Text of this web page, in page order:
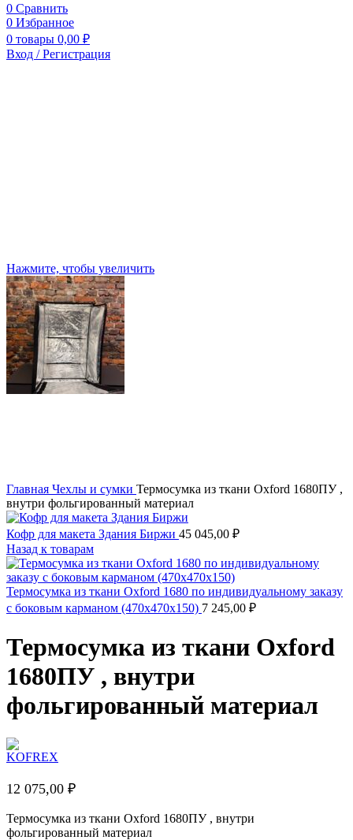
0 Сравнить
0 Избранное
0 товары 0,00 ₽
Вход / Регистрация
Нажмите, чтобы увеличить
Главная Чехлы и сумки Термосумка из ткани Oxford 1680ПУ ,
внутри фольгированный материал
Кофр для макета Здания Биржи 45 045,00 ₽
Назад к товарам
Термосумка из ткани Oxford 1680 по индивидуальному заказу
с боковым карманом (470х470х150) 7 245,00 ₽
Термосумка из ткани Oxford
1680ПУ , внутри
фольгированный материал
12 075,00 ₽
Термосумка из ткани Oxford 1680ПУ , внутри
фольгированный материал